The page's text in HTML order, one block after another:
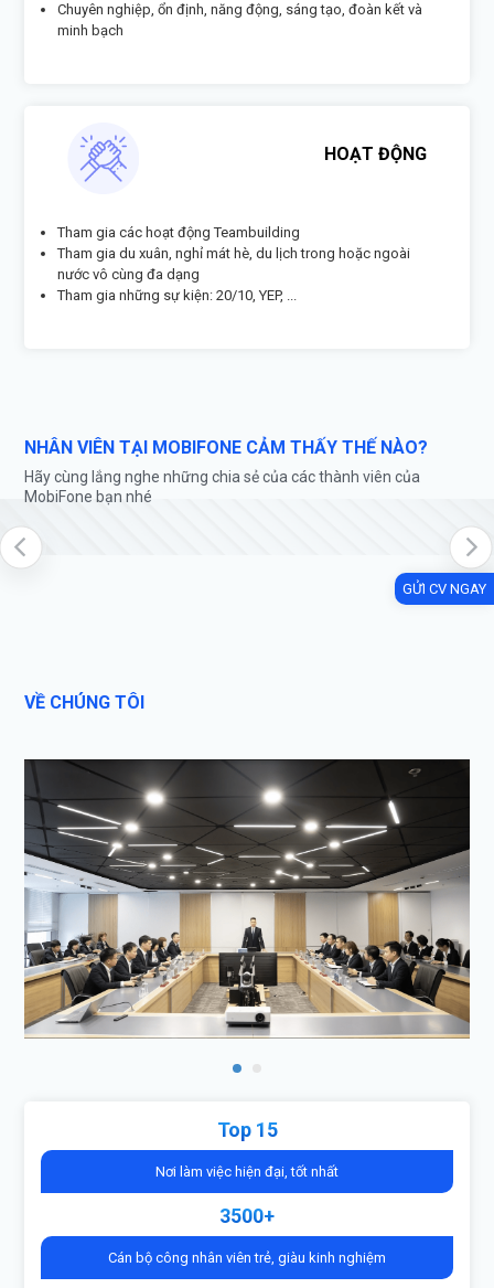
GỬI CV NGAY
Chuyên nghiệp, ổn định, năng động, sáng tạo, đoàn kết và
minh bạch
HOẠT ĐỘNG
Tham gia các hoạt động Teambuilding
Tham gia du xuân, nghỉ mát hè, du lịch trong hoặc ngoài
nước vô cùng đa dạng
Tham gia những sự kiện: 20/10, YEP, ...
NHÂN VIÊN TẠI MOBIFONE CẢM THẤY THẾ NÀO?
Hãy cùng lắng nghe những chia sẻ của các thành viên của
MobiFone bạn nhé
VỀ CHÚNG TÔI
Top 15
Nơi làm việc hiện đại, tốt nhất
3500+
Cán bộ công nhân viên trẻ, giàu kinh nghiệm